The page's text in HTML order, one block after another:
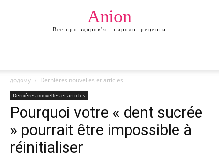
Anion
Все про здоров'я - народні рецепти
додому Dernières nouvelles et articles
Dernières nouvelles et articles
Pourquoi votre « dent sucrée
» pourrait être impossible à
réinitialiser